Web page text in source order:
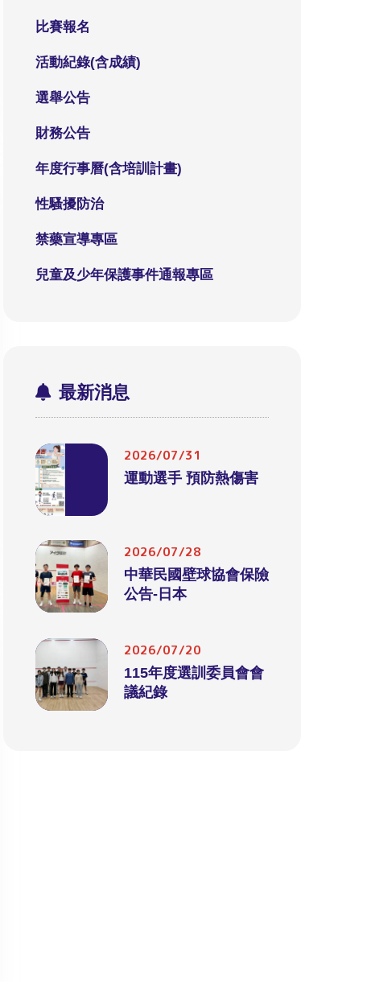
比賽報名
活動紀錄(含成績)
選舉公告
財務公告
年度行事曆(含培訓計畫)
性騷擾防治
禁藥宣導專區
兒童及少年保護事件通報專區
最新消息
2026/07/31
運動選手 預防熱傷害
2026/07/28
中華民國壁球協會保險
公告-日本
2026/07/20
115年度選訓委員會會
議紀錄